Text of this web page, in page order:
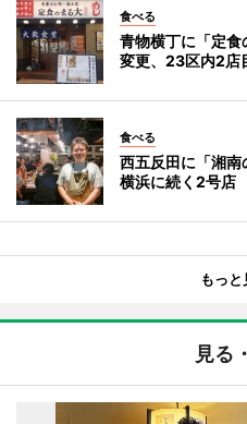
食べる
青物横丁に「定
変更、23区内2店
食べる
西五反田に「湘
横浜に続く2号店
もっと
見る